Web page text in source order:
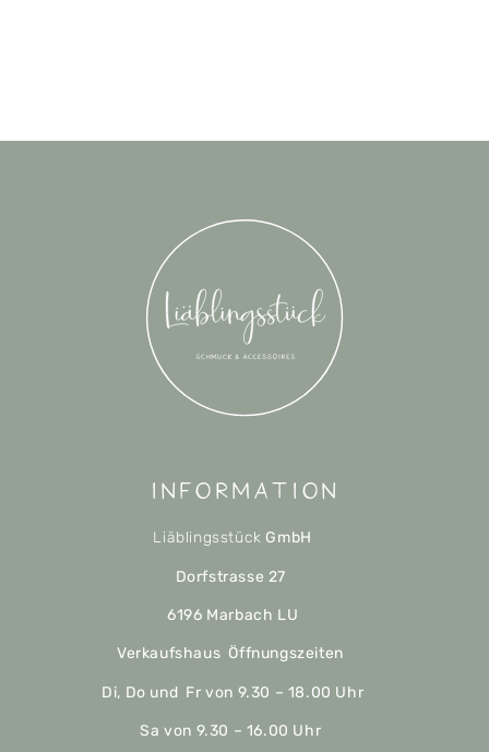
Information
Liäblingsstück GmbH
Dorfstrasse 27
6196 Marbach LU
Verkaufshaus Öffnungszeiten
Di, Do und Fr von 9.30 – 18.00 Uhr
Sa von 9.30 – 16.00 Uhr